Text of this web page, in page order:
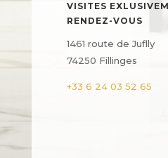
VISITES
RENDEZ-VOUS
1461 route de Juflly
74250 Fillinges
+33 6 24 03 52 65